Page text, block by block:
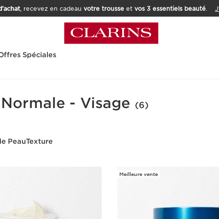
, recevez en cadeau votre trousseet vos 3 essentiels beauté.
Spéciales
- Visage (6)
PeauTexture
Meilleure vente